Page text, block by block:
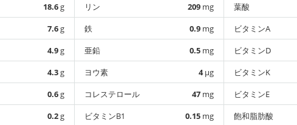
18.6g
7.6g
4.9g
4.3g
0.6g
0.2g
リン
209 mg
鉄
0.9 mg
亜鉛
0.5 mg
ヨウ素
4µg
コレステロール
47 mg
ビタミンB1
0.15 mg
葉酸
ビタミンA
ビタミンD
ビタミンK
ビタミンE
飽和脂肪酸